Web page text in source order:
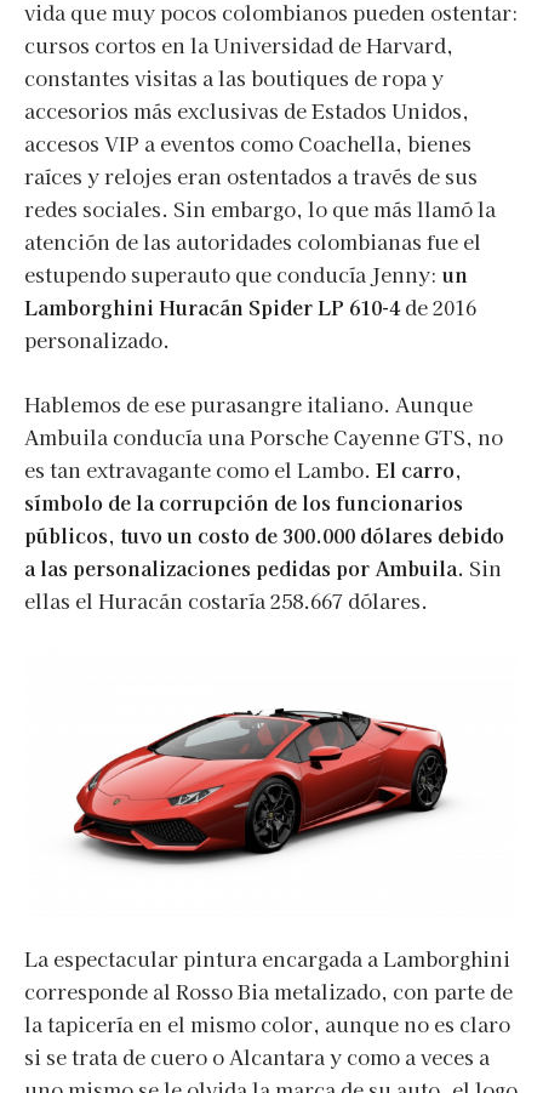
vida que muy pocos colombianos pueden ostentar:
cursos cortos en la Universidad de Harvard,
constantes visitas a las boutiques de ropa y
accesorios más exclusivas de Estados Unidos,
accesos VIP a eventos como Coachella, bienes
raíces y relojes eran ostentados a través de sus
redes sociales. Sin embargo, lo que más llamó la
atención de las autoridades colombianas fue el
estupendo superauto que conducía Jenny: un
Lamborghini Huracán Spider LP 610-4de 2016
personalizado.
Hablemos de ese purasangre italiano. Aunque
Ambuila conducía una Porsche Cayenne GTS, no
es tan extravagante como el Lambo. El carro,
símbolo de la corrupción de los funcionarios
públicos, tuvo un costo de 300.000 dólares debido
a las personalizaciones pedidas por Ambuila. Sin
ellas el Huracán costaría 258.667 dólares.
La espectacular pintura encargada a Lamborghini
corresponde al Rosso Bia metalizado, con parte de
la tapicería en el mismo color, aunque no es claro
si se trata de cuero o Alcantara y como a veces a